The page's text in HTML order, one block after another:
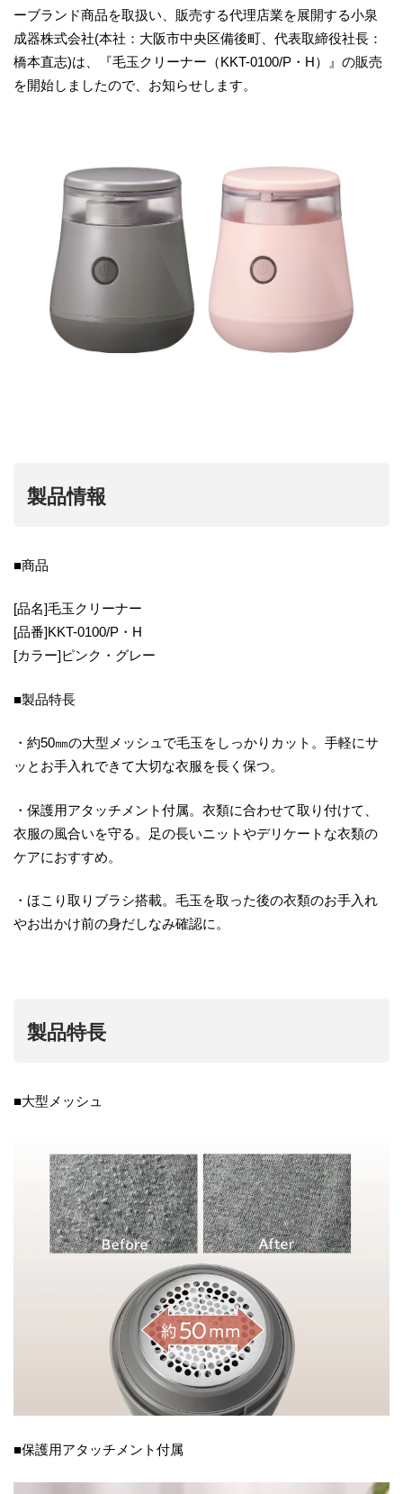
ーブランド商品を取扱い、販売する代理店業を展開する小泉
成器株式会社(本社：大阪市中央区備後町、代表取締役社長：
橋本直志)は、『毛玉クリーナー（KKT-0100/P・H）』の販売
を開始しましたので、お知らせします。
製品情報
■商品
[品名]毛玉クリーナー
[品番]KKT-0100/P・H
[カラー]ピンク・グレー
■製品特長
・約50㎜の大型メッシュで毛玉をしっかりカット。手軽にサ
ッとお手入れできて大切な衣服を長く保つ。
・保護用アタッチメント付属。衣類に合わせて取り付けて、
衣服の風合いを守る。足の長いニットやデリケートな衣類の
ケアにおすすめ。
・ほこり取りブラシ搭載。毛玉を取った後の衣類のお手入れ
やお出かけ前の身だしなみ確認に。
製品特長
■大型メッシュ
■保護用アタッチメント付属